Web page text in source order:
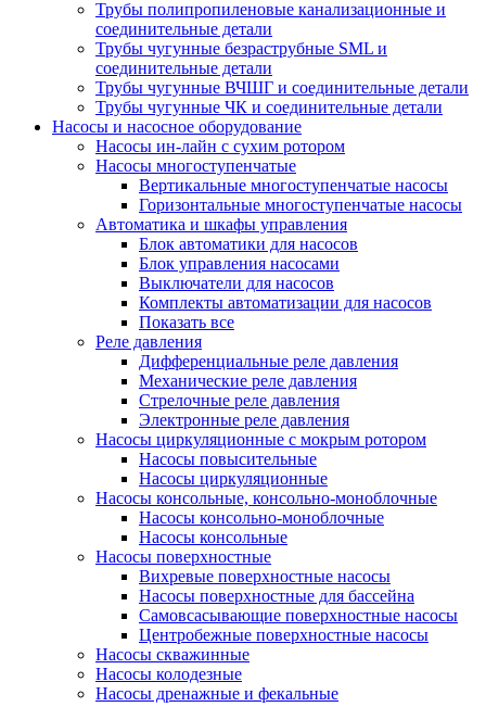
Трубы полипропиленовые канализационные и
соединительные детали
Трубы чугунные безраструбные SML и
соединительные детали
Трубы чугунные ВЧШГ и соединительные детали
Трубы чугунные ЧК и соединительные детали
Насосы и насосное оборудование
Насосы ин-лайн с сухим ротором
Насосы многоступенчатые
Вертикальные многоступенчатые насосы
Горизонтальные многоступенчатые насосы
Автоматика и шкафы управления
Блок автоматики для насосов
Блок управления насосами
Выключатели для насосов
Комплекты автоматизации для насосов
Показать все
Реле давления
Дифференциальные реле давления
Механические реле давления
Стрелочные реле давления
Электронные реле давления
Насосы циркуляционные с мокрым ротором
Насосы повысительные
Насосы циркуляционные
Насосы консольные, консольно-моноблочные
Насосы консольно-моноблочные
Насосы консольные
Насосы поверхностные
Вихревые поверхностные насосы
Насосы поверхностные для бассейна
Самовсасывающие поверхностные насосы
Центробежные поверхностные насосы
Насосы скважинные
Насосы колодезные
Насосы дренажные и фекальные